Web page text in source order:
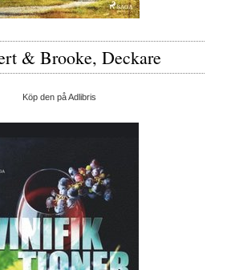
& Brooke, Deckare
Köp den på Adlibris